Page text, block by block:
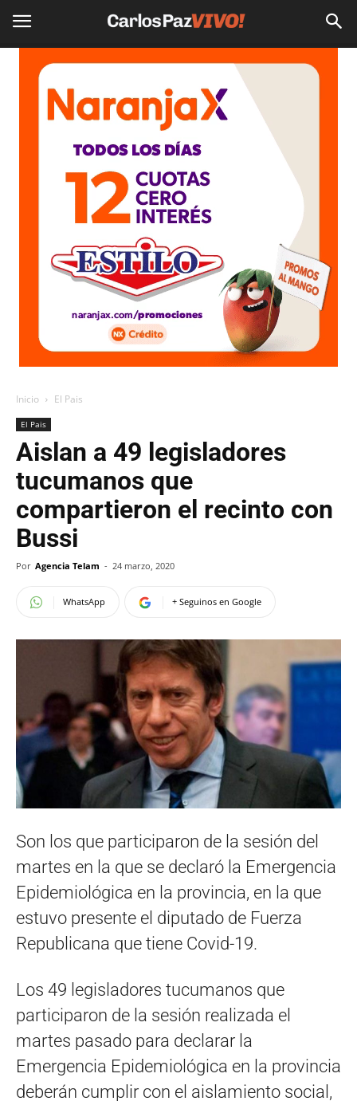
Inicio El Pais
El Pais
Aislan a 49 legisladores
tucumanos que
compartieron el recinto con
Bussi
Por Agencia Telam - 24 marzo, 2020
WhatsApp + Seguinos en Google
Son los que participaron de la sesión del
martes en la que se declaró la Emergencia
Epidemiológica en la provincia, en la que
estuvo presente el diputado de Fuerza
Republicana que tiene Covid-19.
Los 49 legisladores tucumanos que
participaron de la sesión realizada el
martes pasado para declarar la
Emergencia Epidemiológica en la provincia
deberán cumplir con el aislamiento social,